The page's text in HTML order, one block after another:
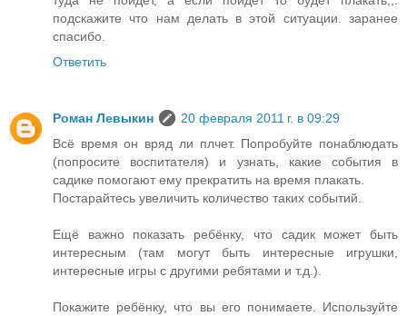
подскажите что нам делать в этой ситуации. заранее
спасибо.
Ответить
Роман Левыкин
20 февраля 2011 г. в 09:29
Всё время он вряд ли плчет. Попробуйте понаблюдать
(попросите воспитателя) и узнать, какие события в
садике помогают ему прекратить на время плакать.
Постарайтесь увеличить количество таких событий.
Ещё важно показать ребёнку, что садик может быть
интересным (там могут быть интересные игрушки,
интересные игры с другими ребятами и т.д.).
Покажите ребёнку, что вы его понимаете. Используйте